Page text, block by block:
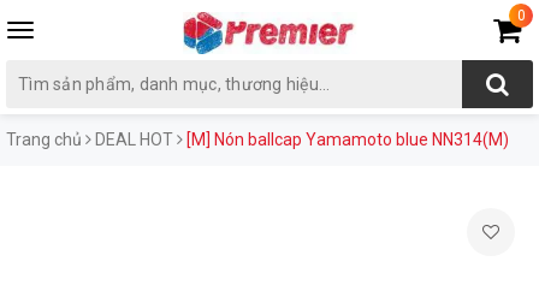
Toggle
0
Trang chủ DEAL HOT [M] Nón ballcap Yamamoto blue NN314(M)